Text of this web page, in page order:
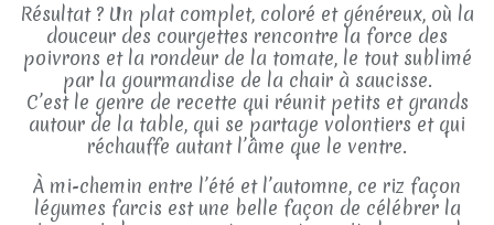
Résultat ? Un plat complet, coloré et généreux, où la
douceur des courgettes rencontre la force des
poivrons et la rondeur de la tomate, le tout sublimé
par la gourmandise de la chair à saucisse.
C’est le genre de recette qui réunit petits et grands
autour de la table, qui se partage volontiers et qui
réchauffe autant l’âme que le ventre.
À mi-chemin entre l’été et l’automne, ce riz façon
légumes farcis est une belle façon de célébrer la